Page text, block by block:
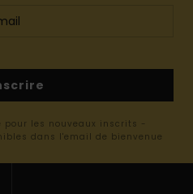
les nouveaux inscrits -
dans l'email de bienvenue